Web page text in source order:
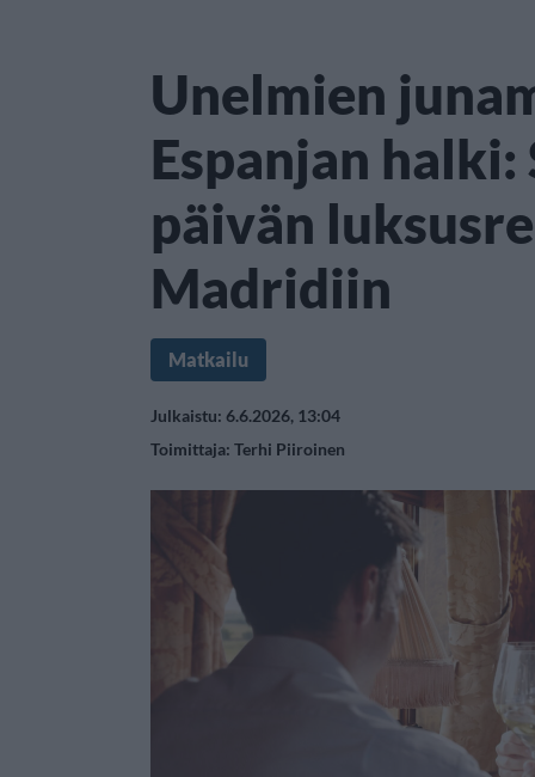
Unelmien
Espanjan halki:
päivän
Madridiin
Matkailu
Julkaistu: 6.6.2026, 13:04
Toimittaja: Terhi Piiroinen